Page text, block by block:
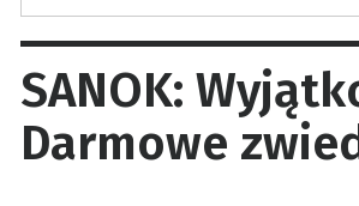
SANOK:
Darmowe